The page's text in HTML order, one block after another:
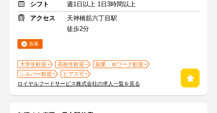
シフト
週1日以上 1日3時間以上
アクセス
天神橋筋六丁目駅
徒歩2分
急募
大学生歓迎 高校生歓迎
副業・Ｗワーク歓迎
シルバー歓迎
ピアス可
ロイヤルフードサービス株式会社の求人一覧を見る